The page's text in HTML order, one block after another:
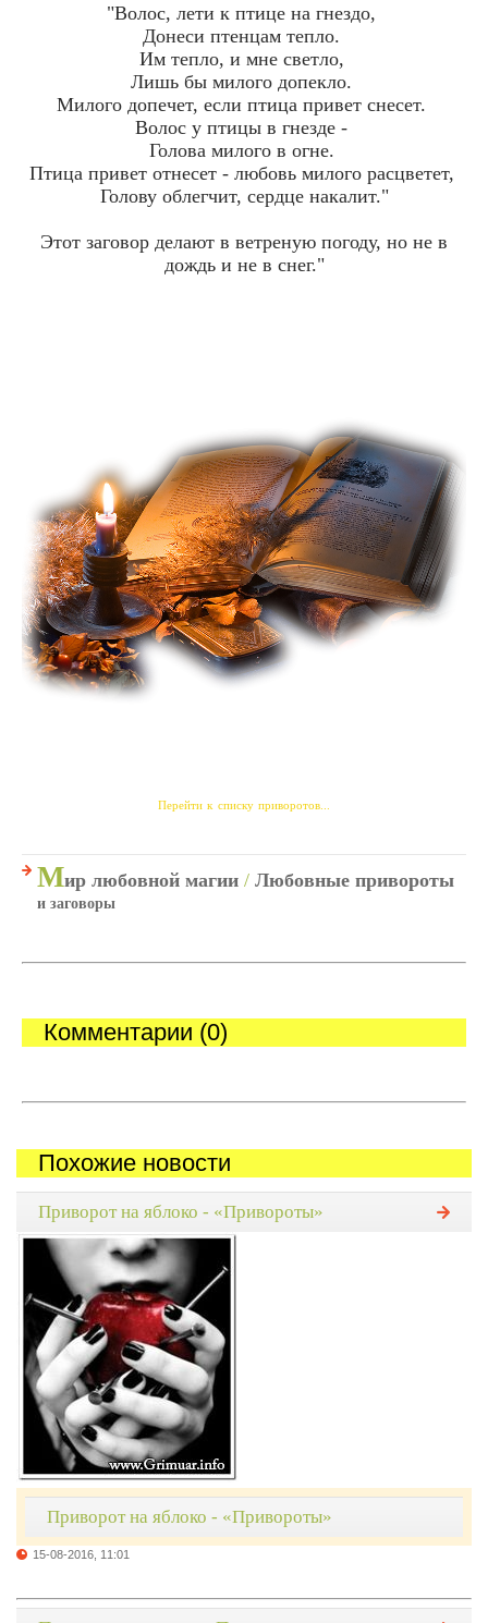
"Волос, лети к птице на гнездо,
Донеси птенцам тепло.
Им тепло, и мне светло,
Лишь бы милого допекло.
Милого допечет, если птица привет снесет.
Волос у птицы в гнезде -
Голова милого в огне.
Птица привет отнесет - любовь милого расцветет,
Голову облегчит, сердце накалит."
Этот заговор делают в ветреную погоду, но не в
дождь и не в снег."
Перейти к списку приворотов...
Мир любовной магии / Любовные привороты
и заговоры
Комментарии (0)
Похожие новости
Приворот на яблоко - «Привороты»
Приворот на яблоко - «Привороты»
15-08-2016, 11:01